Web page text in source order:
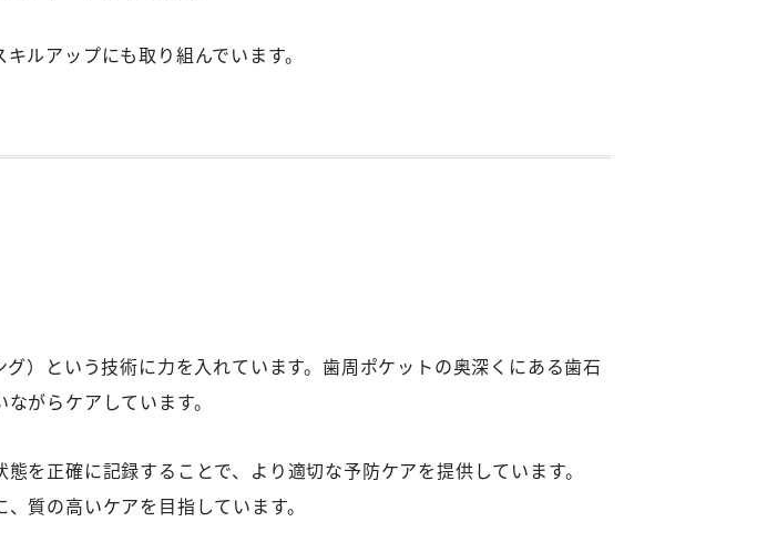
ルアップにも取り組んでいます。
）という技術に力を入れています。歯周ポケットの奥深くにある歯石
がらケアしています。
を正確に記録することで、より適切な予防ケアを提供しています。
質の高いケアを目指しています。